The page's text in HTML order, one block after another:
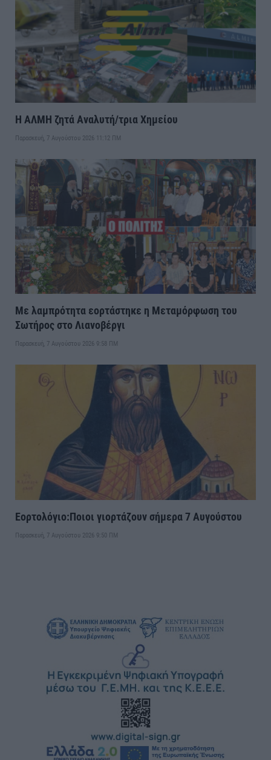
Η ΑΛΜΗ ζητά Αναλυτή/τρια Χημείου
Παρασκευή, 7 Αυγούστου 2026 11:12 ΠΜ
Με λαμπρότητα εορτάστηκε η Μεταμόρφωση του
Σωτήρος στο Λιανοβέργι
Παρασκευή, 7 Αυγούστου 2026 9:58 ΠΜ
Εορτολόγιο:Ποιοι γιορτάζουν σήμερα 7 Αυγούστου
Παρασκευή, 7 Αυγούστου 2026 9:50 ΠΜ